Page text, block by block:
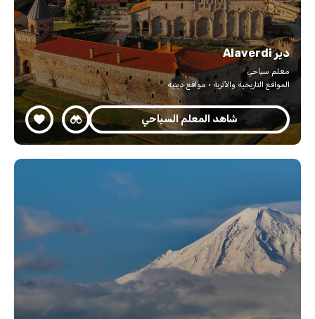
دير Alaverdi
معلم سياحي
المواقع التاريخية والأثرية · مواقع دينية
شاهد المعلم السياحي